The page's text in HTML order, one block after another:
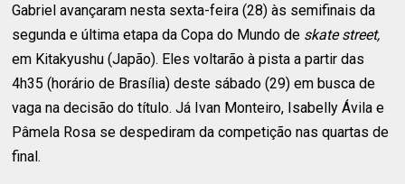
Gabriel avançaram nesta sexta-feira (28) às semifinais da
segunda e última etapa da Copa do Mundo de skate street,
em Kitakyushu (Japão). Eles voltarão à pista a partir das
4h35 (horário de Brasília) deste sábado (29) em busca de
vaga na decisão do título. Já Ivan Monteiro, Isabelly Ávila e
Pâmela Rosa se despediram da competição nas quartas de
final.